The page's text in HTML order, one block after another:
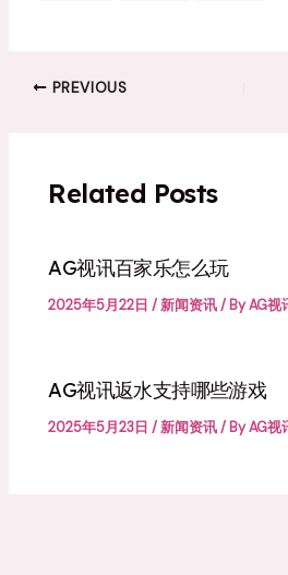
PREVIOUS
Related Posts
AG视讯百家乐怎么玩
2025年5月22日/新闻资讯/ ByAG视
AG视讯返水支持哪些游戏
2025年5月23日/新闻资讯/ ByAG视